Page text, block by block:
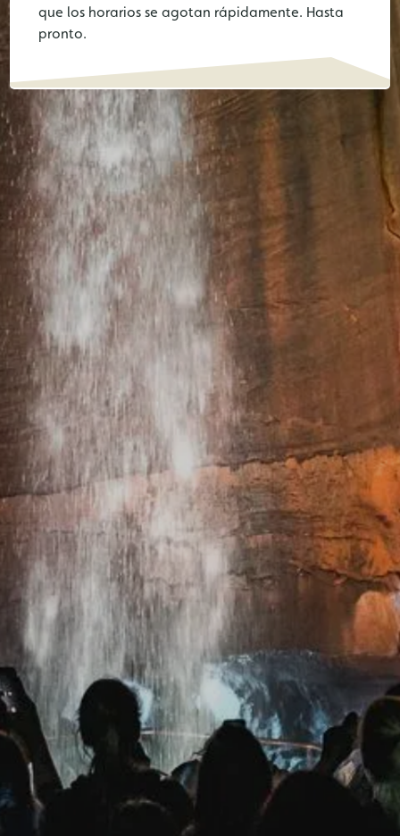
que los horarios se agotan rápidamente. Hasta
pronto.